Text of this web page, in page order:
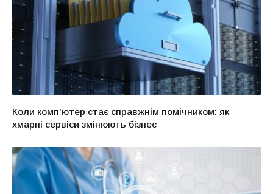
Коли комп’ютер стає справжнім помічником: як
хмарні сервіси змінюють бізнес